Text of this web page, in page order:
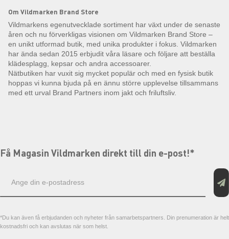
Om Vildmarken Brand Store
Vildmarkens egenutvecklade sortiment har växt under de senaste
åren och nu förverkligas visionen om Vildmarken Brand Store –
en unikt utformad butik, med unika produkter i fokus. Vildmarken
har ända sedan 2015 erbjudit våra läsare och följare att beställa
klädesplagg, kepsar och andra accessoarer.
Nätbutiken har vuxit sig mycket populär och med en fysisk butik
hoppas vi kunna bjuda på en ännu större upplevelse tillsammans
med ett urval Brand Partners inom jakt och friluftsliv.
Få Magasin Vildmarken direkt till din e-post!*
postadress
*Du kan även få erbjudanden och nyheter från samarbetspartners. Din prenumeration är helt
kostnadsfri och kan avslutas när som helst.